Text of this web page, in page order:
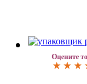
Оцените